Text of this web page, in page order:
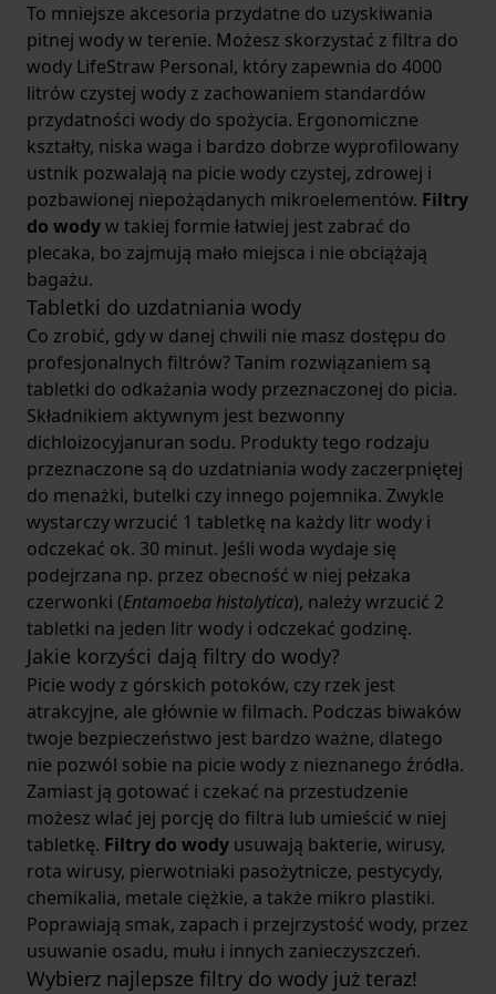
To mniejsze akcesoria przydatne do uzyskiwania
pitnej wody w terenie. Możesz skorzystać z filtra do
wody LifeStraw Personal, który zapewnia do 4000
litrów czystej wody z zachowaniem standardów
przydatności wody do spożycia. Ergonomiczne
kształty, niska waga i bardzo dobrze wyprofilowany
ustnik pozwalają na picie wody czystej, zdrowej i
pozbawionej niepożądanych mikroelementów. Filtry
do wodyw takiej formie łatwiej jest zabrać do
plecaka, bo zajmują mało miejsca i nie obciążają
bagażu.
Tabletki do uzdatniania wody
Co zrobić, gdy w danej chwili nie masz dostępu do
profesjonalnych filtrów? Tanim rozwiązaniem są
tabletki do odkażania wody przeznaczonej do picia.
Składnikiem aktywnym jest bezwonny
dichloizocyjanuran sodu. Produkty tego rodzaju
przeznaczone są do uzdatniania wody zaczerpniętej
do menażki, butelki czy innego pojemnika. Zwykle
wystarczy wrzucić 1 tabletkę na każdy litr wody i
odczekać ok. 30 minut. Jeśli woda wydaje się
podejrzana np. przez obecność w niej pełzaka
czerwonki (Entamoeba histolytica), należy wrzucić 2
tabletki na jeden litr wody i odczekać godzinę.
Jakie korzyści dają filtry do wody?
Picie wody z górskich potoków, czy rzek jest
atrakcyjne, ale głównie w filmach. Podczas biwaków
twoje bezpieczeństwo jest bardzo ważne, dlatego
nie pozwól sobie na picie wody z nieznanego źródła.
Zamiast ją gotować i czekać na przestudzenie
możesz wlać jej porcję do filtra lub umieścić w niej
tabletkę. Filtry do wody usuwają bakterie, wirusy,
rota wirusy, pierwotniaki pasożytnicze, pestycydy,
chemikalia, metale ciężkie, a także mikro plastiki.
Poprawiają smak, zapach i przejrzystość wody, przez
usuwanie osadu, mułu i innych zanieczyszczeń.
Wybierz najlepsze filtry do wody już teraz!